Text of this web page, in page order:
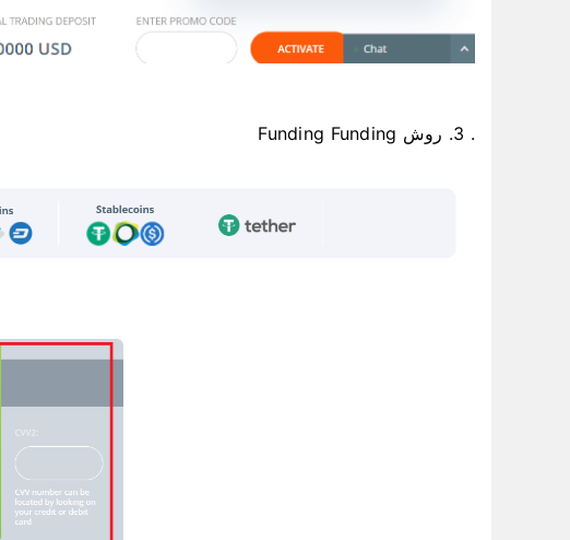
. 3. روش Funding Funding